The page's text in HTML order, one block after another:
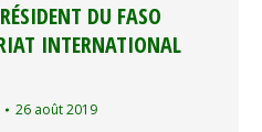
DU FASO
INTERNATIONAL
26 août 2019